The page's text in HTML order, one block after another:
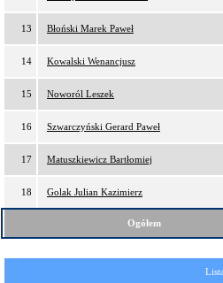
13 Błoński Marek Paweł
14 Kowalski Wenancjusz
15 Noworól Leszek
16 Szwarczyński Gerard Paweł
17 Matuszkiewicz Bartłomiej
18 Golak Julian Kazimierz
Ogółem